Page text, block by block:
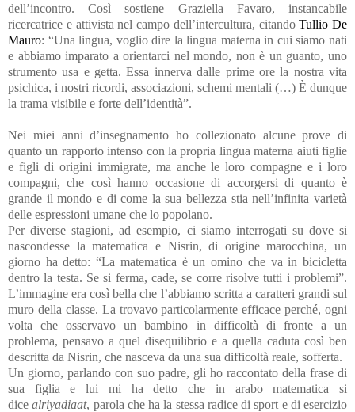
dell’incontro. Così sostiene Graziella Favaro, instancabile
ricercatrice e attivista nel campo dell’intercultura, citandoTullio De
Mauro: “Una lingua, voglio dire la lingua materna in cui siamo nati
e abbiamo imparato a orientarci nel mondo, non è un guanto, uno
strumento usa e getta. Essa innerva dalle prime ore la nostra vita
psichica, i nostri ricordi, associazioni, schemi mentali (…) È dunque
la trama visibile e forte dell’identità”.
Nei miei anni d’insegnamento ho collezionato alcune prove di
quanto un rapporto intenso con la propria lingua materna aiuti figlie
e figli di origini immigrate, ma anche le loro compagne e i loro
compagni, che così hanno occasione di accorgersi di quanto è
grande il mondo e di come la sua bellezza stia nell’infinita varietà
delle espressioni umane che lo popolano.
Per diverse stagioni, ad esempio, ci siamo interrogati su dove si
nascondesse la matematica e Nisrin, di origine marocchina, un
giorno ha detto: “La matematica è un omino che va in bicicletta
dentro la testa. Se si ferma, cade, se corre risolve tutti i problemi”.
L’immagine era così bella che l’abbiamo scritta a caratteri grandi sul
muro della classe. La trovavo particolarmente efficace perché, ogni
volta che osservavo un bambino in difficoltà di fronte a un
problema, pensavo a quel disequilibrio e a quella caduta così ben
descritta da Nisrin, che nasceva da una sua difficoltà reale, sofferta.
Un giorno, parlando con suo padre, gli ho raccontato della frase di
sua figlia e lui mi ha detto che in arabo matematica si
dicealriyadiaat, parola che ha la stessa radice di sport e di esercizio